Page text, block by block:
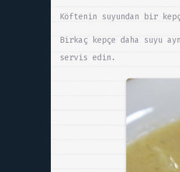
Köftenin suyundan bir
Birkaç kepçe daha suyu
servis edin.